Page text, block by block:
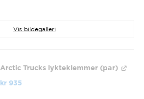
Vis bildegalleri
Arctic Trucks lykteklemmer (par)
kr935